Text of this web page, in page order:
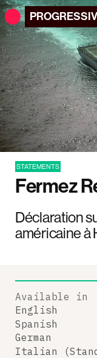
STATEMENTS
Fermez
Déclaration
américaine à
Available in
English
Spanish
German
Italian